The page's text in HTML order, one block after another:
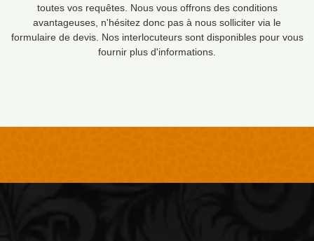
toutes vos requêtes. Nous vous offrons des conditions
avantageuses, n'hésitez donc pas à nous solliciter via le
formulaire de devis. Nos interlocuteurs sont disponibles pour vous
fournir plus d'informations.